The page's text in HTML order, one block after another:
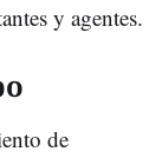
y agentes.
de